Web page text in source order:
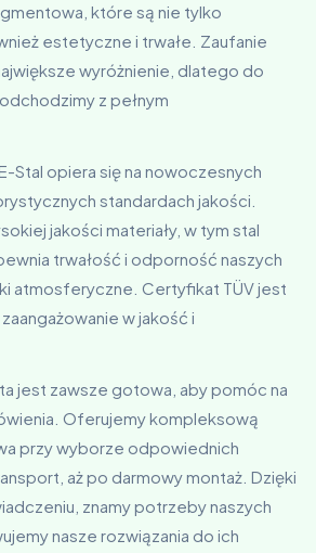
które są nie tylko
estetyczne i trwałe. Zaufanie
wyróżnienie, dlatego do
z pełnym
Stal opiera się na nowoczesnych
standardach jakości.
jakości materiały, w tym stal
trwałość i odporność naszych
atmosferyczne. Certyfikat TÜV jest
w jakość i
jest zawsze gotowa, aby pomóc na
Oferujemy kompleksową
przy wyborze odpowiednich
aż po darmowy montaż. Dzięki
znamy potrzeby naszych
nasze rozwiązania do ich